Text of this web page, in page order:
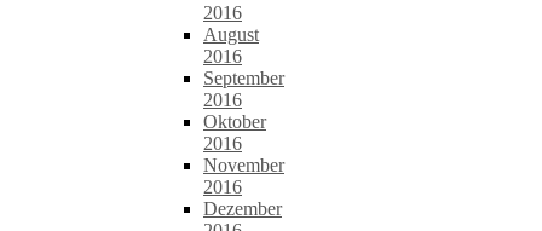
2016
August
2016
September
2016
Oktober
2016
November
2016
Dezember